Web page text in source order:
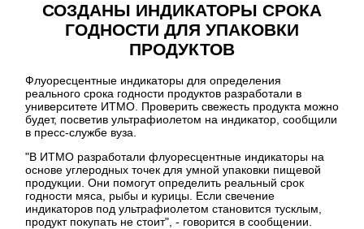
СОЗДАНЫ ИНДИКАТОРЫ СРОКА
ГОДНОСТИ ДЛЯ УПАКОВКИ
ПРОДУКТОВ
Флуоресцентные индикаторы для определения
реального срока годности продуктов разработали в
университете ИТМО. Проверить свежесть продукта можно
будет, посветив ультрафиолетом на индикатор, сообщили
в пресс-службе вуза.
"В ИТМО разработали флуоресцентные индикаторы на
основе углеродных точек для умной упаковки пищевой
продукции. Они помогут определить реальный срок
годности мяса, рыбы и курицы. Если свечение
индикаторов под ультрафиолетом становится тусклым,
продукт покупать не стоит", - говорится в сообщении.